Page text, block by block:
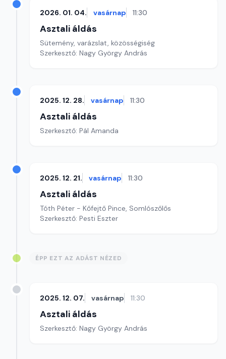
2026. 01. 04. vasárnap 11:30
Asztali áldás
Sütemény, varázslat, közösségiség
Szerkesztő: Nagy György András
2025. 12. 28. vasárnap 11:30
Asztali áldás
Szerkesztő: Pál Amanda
2025. 12. 21. vasárnap 11:30
Asztali áldás
Tóth Péter - Kőfejtő Pince, Somlószőlős
Szerkesztő: Pesti Eszter
ÉPP EZT AZ ADÁST NÉZED
2025. 12. 07. vasárnap 11:30
Asztali áldás
Szerkesztő: Nagy György András